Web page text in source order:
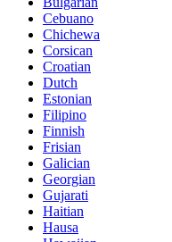
Cebuano
Chichewa
Corsican
Croatian
Dutch
Estonian
Filipino
Finnish
Frisian
Galician
Georgian
Gujarati
Haitian
Hausa